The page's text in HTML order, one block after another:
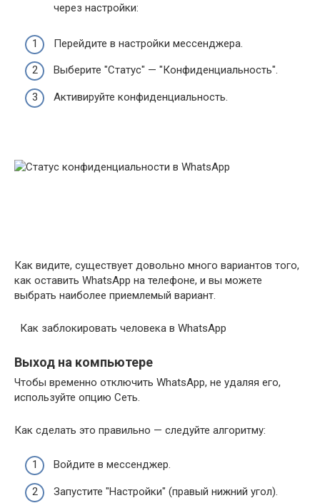
через настройки:
Перейдите в настройки мессенджера.
Выберите "Статус" — "Конфиденциальность".
Активируйте конфиденциальность.
Как видите, существует довольно много вариантов того,
как оставить WhatsApp на телефоне, и вы можете
выбрать наиболее приемлемый вариант.
Как заблокировать человека в WhatsApp
Выход на компьютере
Чтобы временно отключить WhatsApp, не удаляя его,
используйте опцию Сеть.
Как сделать это правильно — следуйте алгоритму:
Войдите в мессенджер.
Запустите "Настройки" (правый нижний угол).